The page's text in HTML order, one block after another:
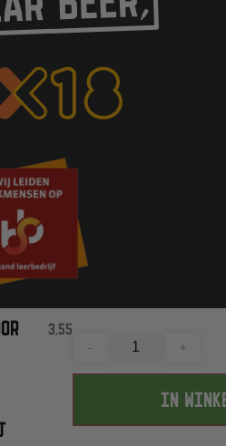
VOORBEHOUDEN
3,55
- +
IN